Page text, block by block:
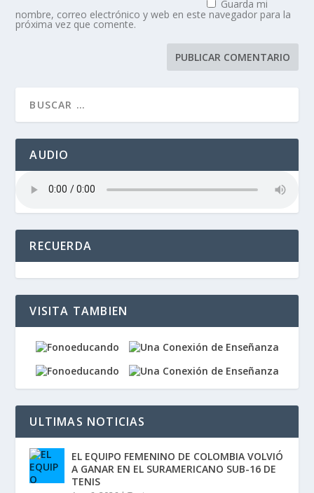
Guarda mi
nombre, correo electrónico y web en este navegador para la
próxima vez que comente.
AUDIO
RECUERDA
VISITA TAMBIEN
ULTIMAS NOTICIAS
EL EQUIPO FEMENINO DE COLOMBIA VOLVIÓ
A GANAR EN EL SURAMERICANO SUB-16 DE
TENIS